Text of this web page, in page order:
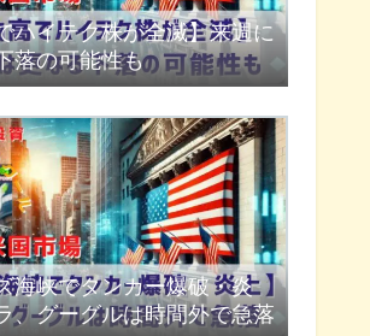
ハイテク株が全滅】来週に
落の可能性も
海峡でタンカー爆破・炎
、グーグルは時間外で急落